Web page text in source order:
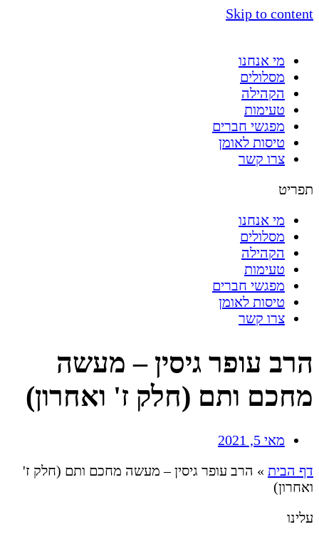
Skip to content
מי אנחנו
מסלולים
הקהילה
טעימות
מפגשי חברים
טיסות לאומן
צרו קשר
תפריט
מי אנחנו
מסלולים
הקהילה
טעימות
מפגשי חברים
טיסות לאומן
צרו קשר
הרב עופר גיסין – מעשה
מחכם ותם (חלק ז' ואחרון)
מאי 5, 2021
דף הבית » הרב עופר גיסין – מעשה מחכם ותם (חלק ז'
ואחרון)
עלינו